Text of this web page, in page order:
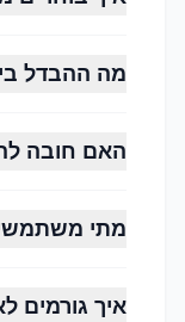
שיפור
תחושת
מה ההבדל
האם חובה
מתי
איך גורמים